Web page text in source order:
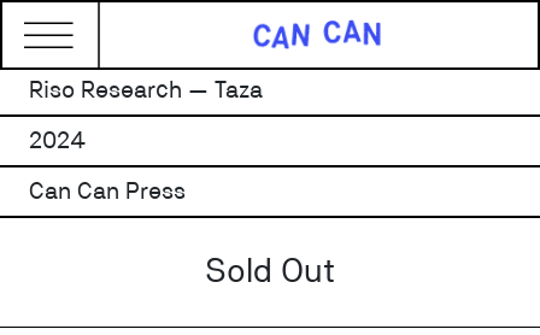
Riso Research — Taza
2024
Can Can Press
Sold Out